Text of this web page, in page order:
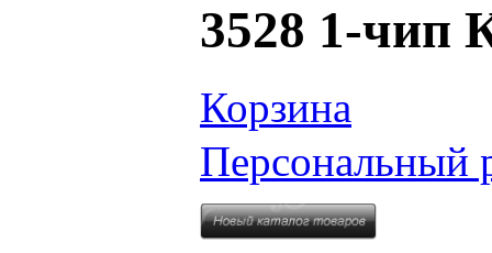
3528 1-
Корзина
Персональный